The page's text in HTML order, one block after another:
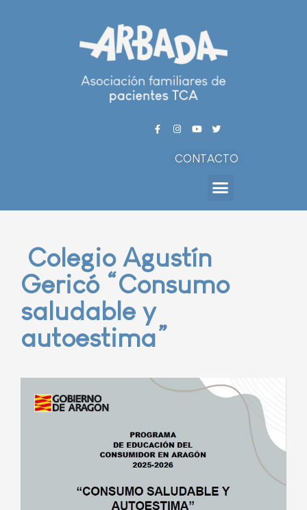
CONTACTO
Colegio Agustín
Gericó “Consumo
saludable y
autoestima”